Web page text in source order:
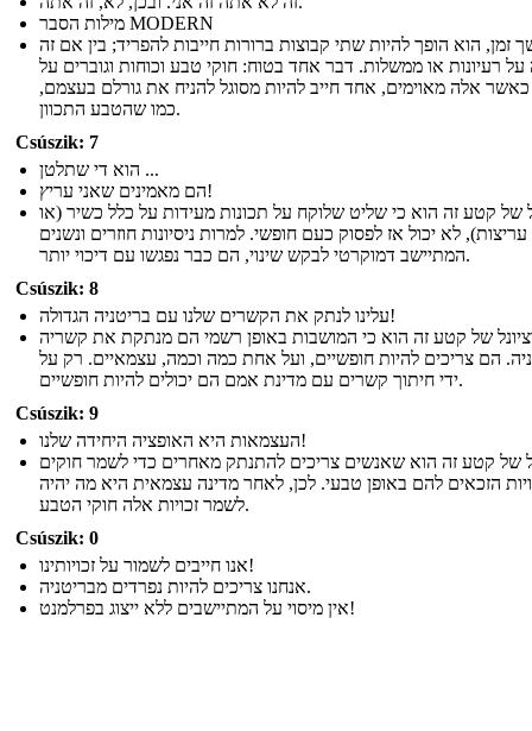
מילות הסבר MODERN
זמן, הוא הופך להיות שתי קבוצות ברורות חייבות להפריד; בין אם זה
על רעיונות או ממשלות. דבר אחד בטוח: חוקי טבע וכוחות וגוברים על
אלה מאוימים, אחד חייב להיות מסוגל להניח את גורלם בעצמם,
כמו שהטבע התכוון.
Csúszik: 7
הוא די שתלטן ...
הם מאמינים שאני עריץ!
של קטע זה הוא כי שליט שלוקח על תכונות מעידות על כלל כשיר (או
עריצות), לא יכול אז לפסוק כעם חופשי. למרות ניסיונות חוזרים ונשנים
המתיישב דמוקרטי לבקש שינוי, הם כבר נפגשו עם דיכוי יותר.
Csúszik: 8
עלינו לנתק את הקשרים שלנו עם בריטניה הגדולה!
של קטע זה הוא כי המושבות באופן רשמי הם מנתקת את קשריה
הם צריכים להיות חופשיים, ועל אחת כמה וכמה, עצמאיים. רק על
ידי חיתוך קשרים עם מדינת אמם הם יכולים להיות חופשיים.
Csúszik: 9
העצמאות היא האופציה היחידה שלנו!
של קטע זה הוא שאנשים צריכים להתנתק מאחרים כדי לשמר חוקים
הזכאים להם באופן טבעי. לכן, לאחר מדינה עצמאית היא מה יהיה
לשמר זכויות אלה חוקי הטבע.
Csúszik: 0
אנו חייבים לשמור על זכויותינו!
אנחנו צריכים להיות נפרדים מבריטניה.
אין מיסוי על המתיישבים ללא ייצוג בפרלמנט!